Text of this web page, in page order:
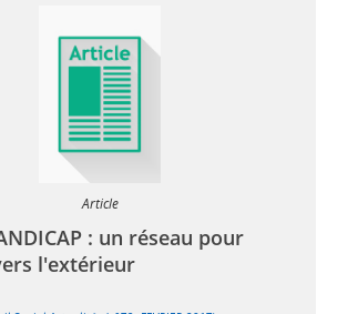
Article
: un réseau pour
l'extérieur